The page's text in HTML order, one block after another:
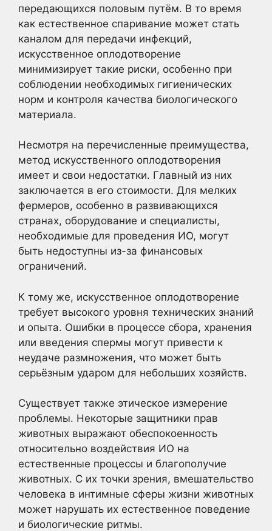
передающихся половым путём. В то время
как естественное спаривание может стать
каналом для передачи инфекций,
искусственное оплодотворение
минимизирует такие риски, особенно при
соблюдении необходимых гигиенических
норм и контроля качества биологического
материала.
Несмотря на перечисленные преимущества,
метод искусственного оплодотворения
имеет и свои недостатки. Главный из них
заключается в его стоимости. Для мелких
фермеров, особенно в развивающихся
странах, оборудование и специалисты,
необходимые для проведения ИО, могут
быть недоступны из-за финансовых
ограничений.
К тому же, искусственное оплодотворение
требует высокого уровня технических знаний
и опыта. Ошибки в процессе сбора, хранения
или введения спермы могут привести к
неудаче размножения, что может быть
серьёзным ударом для небольших хозяйств.
Существует также этическое измерение
проблемы. Некоторые защитники прав
животных выражают обеспокоенность
относительно воздействия ИО на
естественные процессы и благополучие
животных. С их точки зрения, вмешательство
человека в интимные сферы жизни животных
может нарушать их естественное поведение
и биологические ритмы.